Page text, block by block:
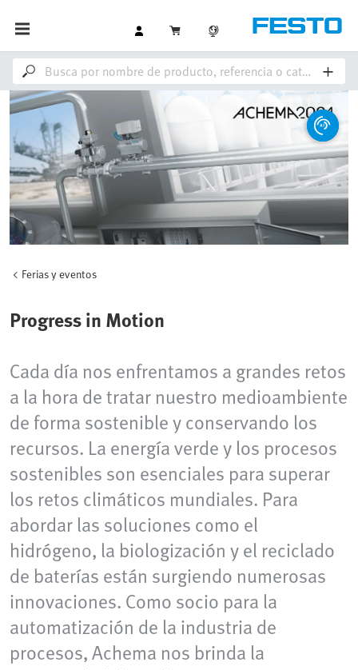
Ferias y eventos
Progress in Motion
Cada día nos enfrentamos a grandes retos
a la hora de tratar nuestro medioambiente
de forma sostenible y conservando los
recursos. La energía verde y los procesos
sostenibles son esenciales para superar
los retos climáticos mundiales. Para
abordar las soluciones como el
hidrógeno, la biologización y el reciclado
de baterías están surgiendo numerosas
innovaciones. Como socio para la
automatización de la industria de
procesos, Achema nos brinda la